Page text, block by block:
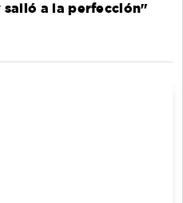
a la perfección"